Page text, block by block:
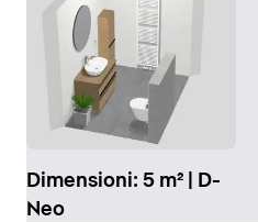
Dimensioni: 5 m² | D-
Neo